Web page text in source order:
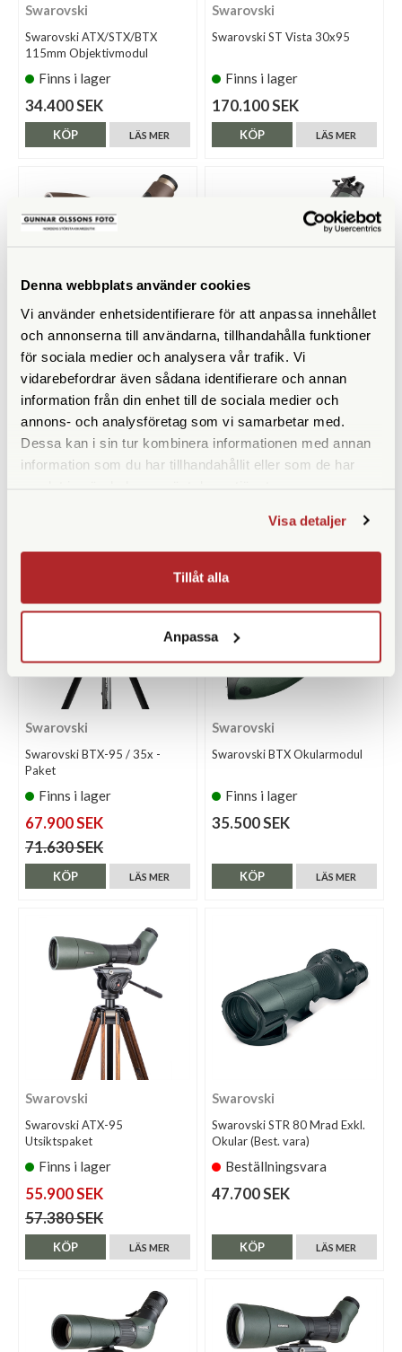
Denna webbplats använder cookies
Vi använder enhetsidentifierare för att anpassa innehållet
och annonserna till användarna, tillhandahålla funktioner
för sociala medier och analysera vår trafik. Vi
vidarebefordrar även sådana identifierare och annan
information från din enhet till de sociala medier och
annons- och analysföretag som vi samarbetar med.
Dessa kan i sin tur kombinera informationen med annan
information som du har tillhandahållit eller som de har
Visa detaljer
Tillåt alla
Anpassa
Swarovski
Swarovski ATX/STX/BTX
115mm Objektivmodul
Finns i lager
34.400 SEK
LÄS MER
KÖP
Swarovski
Swarovski ST Vista 30x95
Finns i lager
170.100 SEK
LÄS MER
KÖP
Swarovski
Swarovski ATX-85 Interior
Finns i lager
62.300 SEK
Swarovski
Swarovski BTX-95
Utsiktspaket
Tillfälligt slut
66.900 SEK
70.730 SEK
Swarovski
Swarovski BTX-95 / 35x -
Paket
Finns i lager
67.900 SEK
71.630 SEK
LÄS MER
KÖP
Swarovski
Swarovski BTX Okularmodul
Finns i lager
35.500 SEK
LÄS MER
KÖP
Swarovski
Swarovski ATX-95
Utsiktspaket
Finns i lager
55.900 SEK
57.380 SEK
LÄS MER
KÖP
Swarovski
Swarovski STR 80 Mrad Exkl.
Okular (Best. vara)
Beställningsvara
47.700 SEK
LÄS MER
KÖP